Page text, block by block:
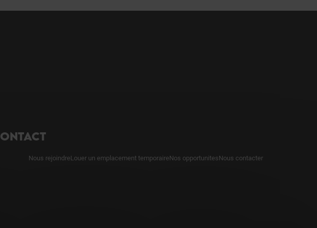
Nous rejoindreLouer un emplacement temporaireNos opportunitesNous contacter